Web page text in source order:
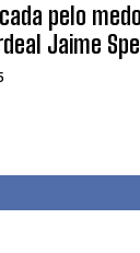
pelo
Jaime